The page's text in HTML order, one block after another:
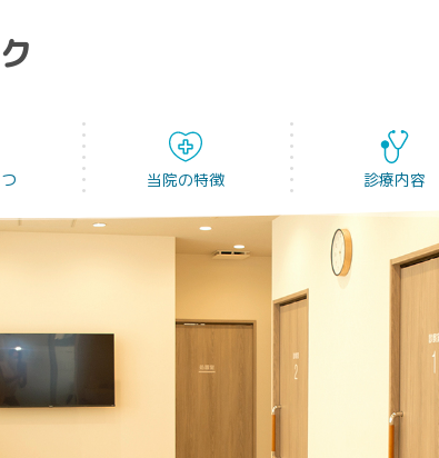
当院の特徴 診療内容